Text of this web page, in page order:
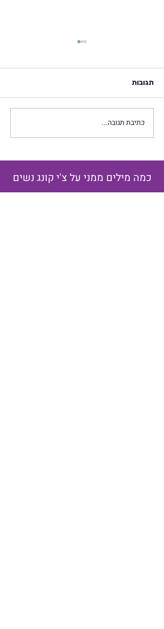
חיזוק הכליות - נושא
משמעותי בתירגול צ'י קונג
תגובות
כתיבת תגובה...
כמה מילים ממני על צ'י קונג נשים